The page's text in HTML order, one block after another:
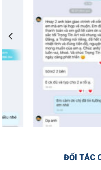
ĐỐI TÁC